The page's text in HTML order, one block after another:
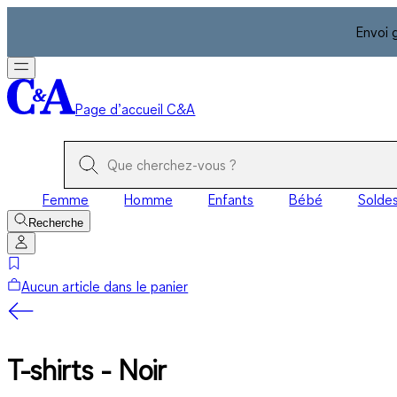
Envoi
Page d’accueil C&A
Femme Homme Enfants Bébé Soldes
Recherche
Aucun article dans le panier
T-shirts - Noir